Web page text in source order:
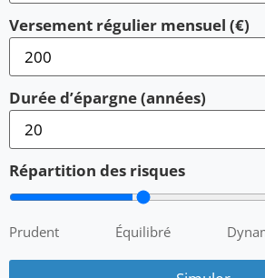
Versement régulier mensuel (€)
Durée d’épargne (années)
Répartition des risques
Prudent Équilibré